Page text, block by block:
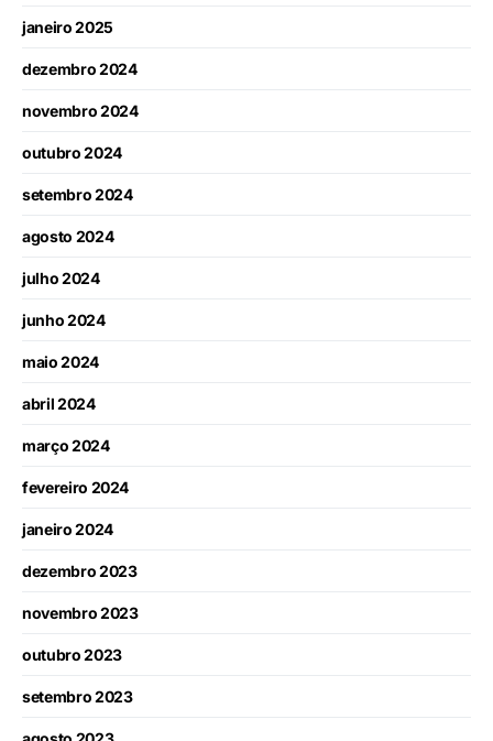
janeiro 2025
dezembro 2024
novembro 2024
outubro 2024
setembro 2024
agosto 2024
julho 2024
junho 2024
maio 2024
abril 2024
março 2024
fevereiro 2024
janeiro 2024
dezembro 2023
novembro 2023
outubro 2023
setembro 2023